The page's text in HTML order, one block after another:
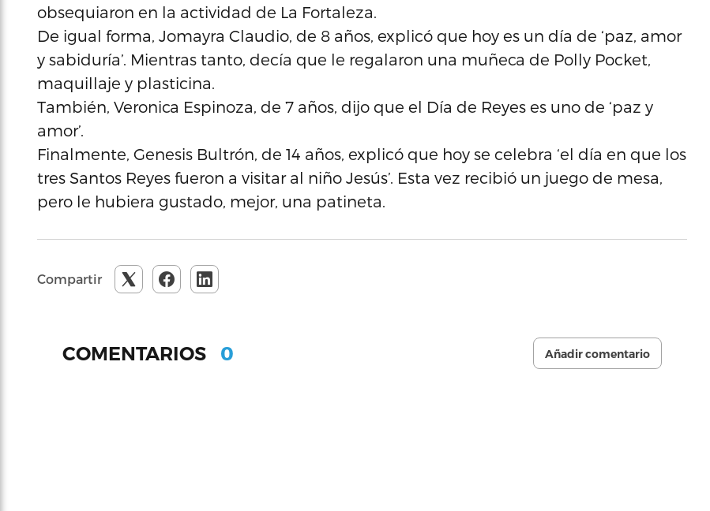
obsequiaron en la actividad de La Fortaleza.
De igual forma, Jomayra Claudio, de 8 años, explicó que hoy es un día de ‘paz, amor
y sabiduría’. Mientras tanto, decía que le regalaron una muñeca de Polly Pocket,
maquillaje y plasticina.
También, Veronica Espinoza, de 7 años, dijo que el Día de Reyes es uno de ‘paz y
amor’.
Finalmente, Genesis Bultrón, de 14 años, explicó que hoy se celebra ‘el día en que los
tres Santos Reyes fueron a visitar al niño Jesús’. Esta vez recibió un juego de mesa,
pero le hubiera gustado, mejor, una patineta.
Compartir
COMENTARIOS 0 Añadir comentario